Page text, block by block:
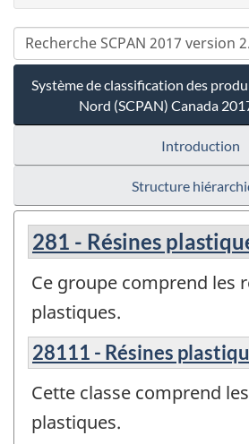
Système de classification des
Nord (SCPAN) Canada
Introduction
Structure
281 - Résines
Ce groupe comprend les
plastiques.
28111 - Résines
Cette classe comprend
plastiques.